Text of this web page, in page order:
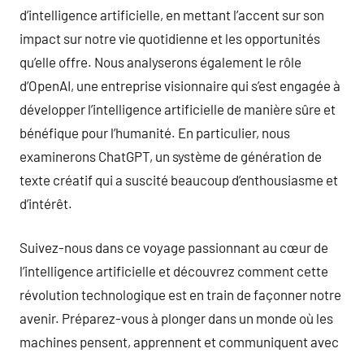
d’intelligence artificielle, en mettant l’accent sur son
impact sur notre vie quotidienne et les opportunités
qu’elle offre. Nous analyserons également le rôle
d’OpenAI, une entreprise visionnaire qui s’est engagée à
développer l’intelligence artificielle de manière sûre et
bénéfique pour l’humanité. En particulier, nous
examinerons ChatGPT, un système de génération de
texte créatif qui a suscité beaucoup d’enthousiasme et
d’intérêt.
Suivez-nous dans ce voyage passionnant au cœur de
l’intelligence artificielle et découvrez comment cette
révolution technologique est en train de façonner notre
avenir. Préparez-vous à plonger dans un monde où les
machines pensent, apprennent et communiquent avec